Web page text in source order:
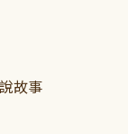
說故事